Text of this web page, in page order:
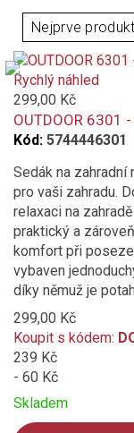
béžová
oranžová tmavá
šedá
žlutá
zelená
červená
terakota (cihlová)
přírodní
bordó (vínová)
Rychlý náhled
299,00 Kč
OUTDOOR 6301
Kód: 5744446301
Sedák na zahradní
pro vaši zahradu.
relaxaci na
praktický a
komfort při
vybaven
díky němuž je
299,00 Kč
Koupit s kódem:
239 Kč
- 60 Kč
Skladem